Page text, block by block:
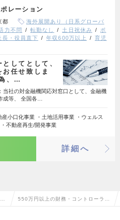
レーション
都
海外展開あり（日系グローバ
力不問 転勤なし 土日祝休み
ポ
長・役員直下 年収600万以上
育児
してとして、
任せ致しま
、…
当社の対金融機関応対窓口として、金融機
成等、 全国各…
産小口化事業 ・土地活用事業 ・ウェルス
不動産再生/開発事業
詳細へ
550万円以上の財務・コントローラー